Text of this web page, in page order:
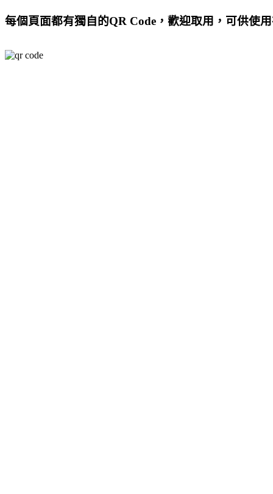
每個頁面都有獨自的QR Code，歡迎取用，可供使